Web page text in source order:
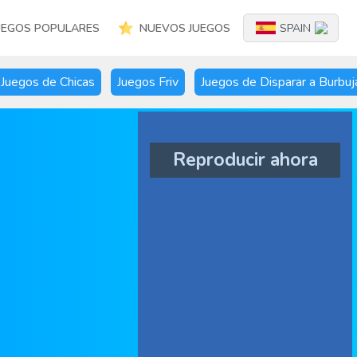
POPULARES NUEVOS JUEGOS SPAIN
Juegos de Chicas Juegos Friv Juegos de Disparar a
Reproducir ahora